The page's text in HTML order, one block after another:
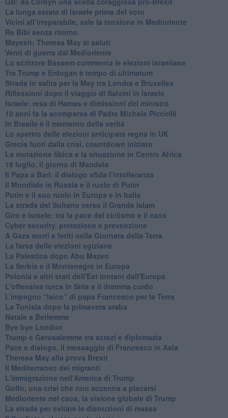
La lunga estate di Israele prima del voto
Vicini all’irreparabile, sale la tensione in Medioriente
Re Bibi senza ritorno
Mayexit: Theresa May ai saluti
Venti di guerra dal Medioriente
Lo scrittore Bassem commenta le elezioni israeliane
Tra Trump e Erdogan è tempo di ultimatum
Strada in salita per la May tra Londra e Bruxelles
Riflessioni dopo il viaggio di Salvini in Israele
Israele: resa di Hamas e dimissioni del ministro
10 anni fa la scomparsa di Padre Michele Piccirilli
In Brasile è il momento della verità
Lo spettro delle elezioni anticipate regna in UK
Grecia fuori dalla crisi, countdown iniziato
La mutazione libica e la situazione in Centro Africa
18 luglio, il giorno di Mandela
Il Papa a Bari: il dialogo sfida l’intolleranza
Il Mondiale in Russia e il ruolo di Putin
Putin e il suo ruolo in Europa e in Italia
La strada del Sultano verso il Grande Islam
Giro e Israele: tra la pace del ciclismo e il caos
Cyber security, protezione e prevenzione
A Gaza morti e feriti nella Giornata della Terra
La farsa delle elezioni egiziane
La Palestina dopo Abu Mazen
La Serbia e il Montenegro in Europa
Polonia e altri stati dell'Est lontani dall'Europa
L'offensiva turca in Siria e il dramma curdo
L’impegno “laico” di papa Francesco per la Terra
La Tunisia dopo la primavera araba
Natale a Betlemme
Bye bye London
Trump e Gerusalemme tra screzi e diplomazia
Pace e dialogo, il messaggio di Francesco in Asia
Theresa May alla prova Brexit
Il Mediterraneo dei migranti
L'immigrazione nell'America di Trump
Golfo, una crisi che non accenna a placarsi
Medioriente nel caos, la visione globale di Trump
La strada per evitare le distruzioni di massa